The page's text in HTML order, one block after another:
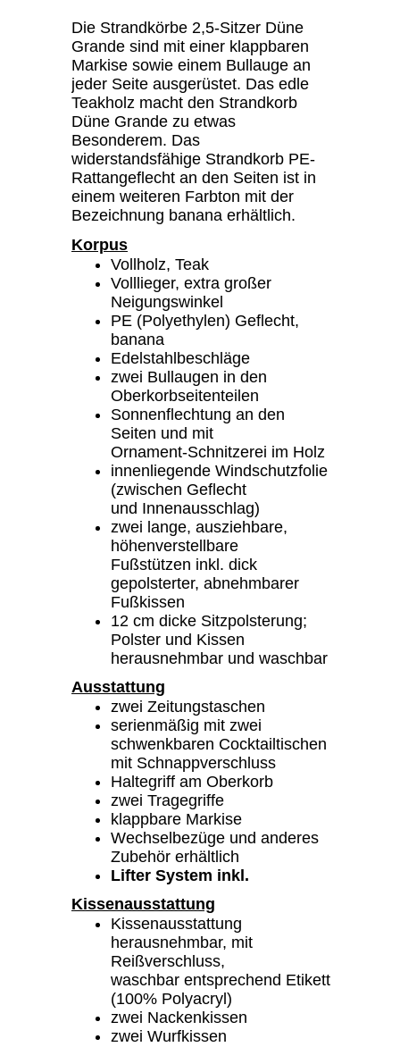
Die Strandkörbe 2,5-Sitzer Düne
Grande sind mit einer klappbaren
Markise sowie einem Bullauge an
jeder Seite ausgerüstet. Das edle
Teakholz macht den Strandkorb
Düne Grande zu etwas
Besonderem. Das
widerstandsfähige Strandkorb PE-
Rattangeflecht an den Seiten ist in
einem weiteren Farbton mit der
Bezeichnung banana erhältlich.
Korpus
Vollholz, Teak
Volllieger, extra großer
Neigungswinkel
PE (Polyethylen) Geflecht,
banana
Edelstahlbeschläge
zwei Bullaugen in den
Oberkorbseitenteilen
Sonnenflechtung an den
Seiten und mit
Ornament-Schnitzerei im Holz
innenliegende Windschutzfolie
(zwischen Geflecht
und Innenausschlag)
zwei lange, ausziehbare,
höhenverstellbare
Fußstützen inkl. dick
gepolsterter, abnehmbarer
Fußkissen
12 cm dicke Sitzpolsterung;
Polster und Kissen
herausnehmbar und waschbar
Ausstattung
zwei Zeitungstaschen
serienmäßig mit zwei
schwenkbaren Cocktailtischen
mit Schnappverschluss
Haltegriff am Oberkorb
zwei Tragegriffe
klappbare Markise
Wechselbezüge und anderes
Zubehör erhältlich
Lifter System inkl.
Kissenausstattung
Kissenausstattung
herausnehmbar, mit
Reißverschluss,
waschbar entsprechend Etikett
(100% Polyacryl)
zwei Nackenkissen
zwei Wurfkissen